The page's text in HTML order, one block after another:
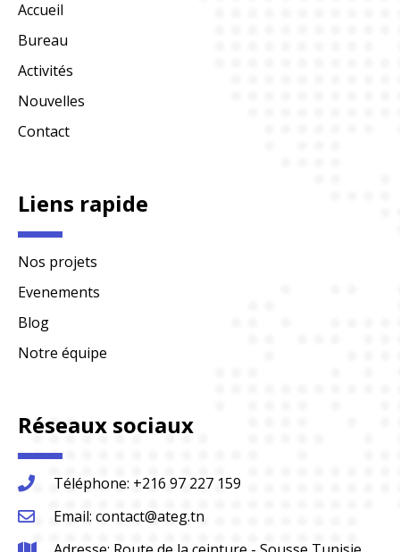
Accueil
Bureau
Activités
Nouvelles
Contact
Liens rapide
Nos projets
Evenements
Blog
Notre équipe
Réseaux sociaux
Téléphone: +216 97 227 159
Email: contact@ateg.tn